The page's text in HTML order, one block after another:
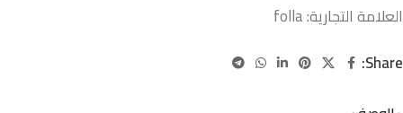
العلامة التجارية:folla
Share: